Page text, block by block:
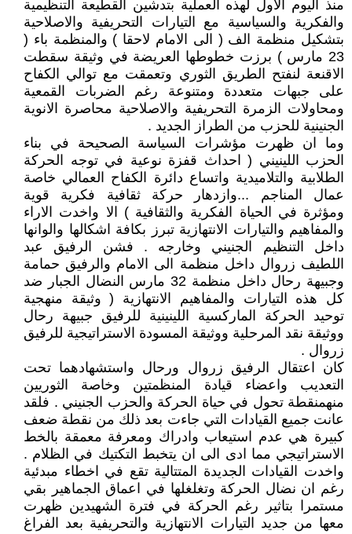
منذ اليوم الاول لهذه العملية بتدشين القطيعة التنظيمية
والفكرية والسياسية مع التيارات التحريفية والاصلاحية
بتشكيل منظمة الف ( الى الامام لاحقا ) والمنظمة باء (
23 مارس ) برزت خطوطها العريضة في وثيقة سقطت
الاقنعة لنفتح الطريق الثوري وتعمقت مع توالي الكفاح
على جبهات متعددة ومتنوعة رغم الضربات القمعية
ومحاولات الزمرة التحريفية والاصلاحية محاصرة الانوية
الجنينية للحزب من الطراز الجديد .
وما ان ظهرت مؤشرات السياسة الصحيحة في بناء
الحزب اللينيني ( احداث قفزة نوعية في توجه الحركة
الطلابية والتلاميدية واتساع دائرة الكفاح العمالي خاصة
عمال المناجم ...وازدهار حركة ثقافية فكرية قوية
ومؤثرة في الحياة الفكرية والثقافية ) الا واخدت الاراء
والمفاهيم والتيارات الانتهازية تبرز بكافة اشكالها والوانها
داخل التنظيم الجنيني وخارجه . فشن الرفيق عبد
اللطيف زروال داخل منظمة الى الامام والرفيق حمامة
وجبيهة رحال داخل منظمة 32 مارس النضال الجبار ضد
كل هذه التيارات والمفاهيم الانتهازية ( وثيقة منهجية
توحيد الحركة الماركسية اللينينية للرفيق جبيهة رحال
ووثيقة نقد المرحلية ووثيقة المسودة الاستراتيجية للرفيق
زروال .
كان اعتقال الرفيق زروال ورحال واستشهادهما تحت
التعديب واعضاء قيادة المنظمتين وخاصة الثوريين
منهمنقطة تحول في حياة الحركة والحزب الجنيني . فلقد
عانت جميع القيادات التي جاءت بعد ذلك من نقطة ضعف
كبيرة هي عدم استيعاب وادراك ومعرفة معمقة بالخط
الاستراتيجي مما ادى الى ان يتخبط التكتيك في الظلام .
واخدت القيادات الجديدة المتتالية تقع في اخطاء مبدئية
رغم ان نضال الحركة وتغلغلها في اعماق الجماهير بقي
مستمرا بتاثير رغم الحركة في فترة الشهيدين ظهرت
معها من جديد التيارات الانتهازية والتحريفية بعد الفراغ